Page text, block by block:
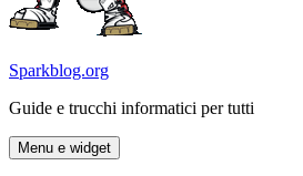
Sparkblog.org
Guide e trucchi informatici per tutti
Menu e widget